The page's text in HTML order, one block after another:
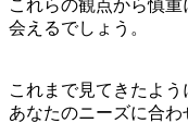
これらの観点から慎
会えるでしょう。
これまで見てきたよう
あなたのニーズに合わ